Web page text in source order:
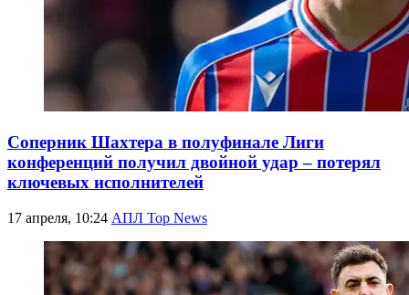
Соперник Шахтера в полуфинале Лиги
конференций получил двойной удар – потерял
ключевых исполнителей
17 апреля, 10:24 АПЛ Top News